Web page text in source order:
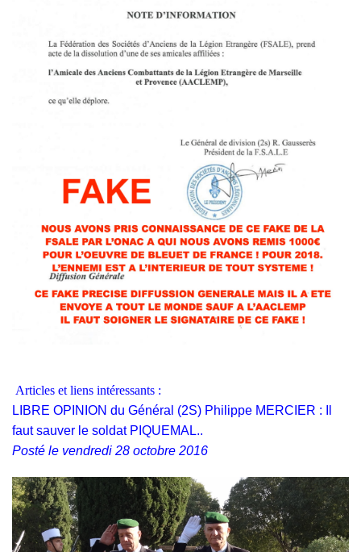
Articles et liens intéressants :
LIBRE OPINION du Général (2S) Philippe MERCIER : Il
faut sauver le soldat PIQUEMAL..
Posté le vendredi 28 octobre 2016